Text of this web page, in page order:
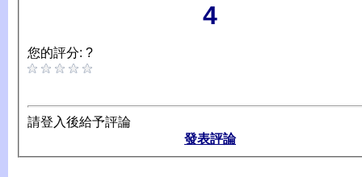
4
您的評分: ?
請登入後給予評論
發表評論